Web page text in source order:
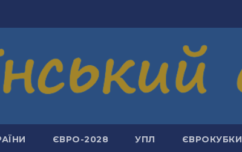
ЄВРО-2028 УПЛ ЄВРОКУБКИ